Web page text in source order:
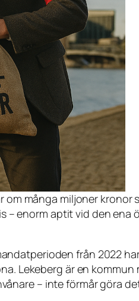
många miljoner kronor
– enorm aptit vid den ena
från 2022
Lekeberg är en
– inte förmår göra